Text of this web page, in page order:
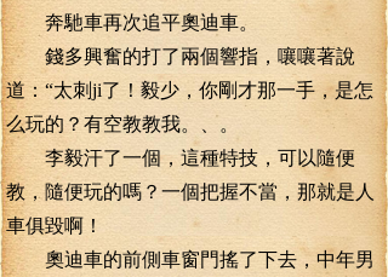
奔馳車再次追平奧迪車。
錢多興奮的打了兩個響指，嚷嚷著說
道：“太刺ji了！毅少，你剛才那一手，是怎
么玩的？有空教教我。、。
李毅汗了一個，這種特技，可以隨便
教，隨便玩的嗎？一個把握不當，那就是人
車俱毀啊！
奧迪車的前側車窗門搖了下去，中年男